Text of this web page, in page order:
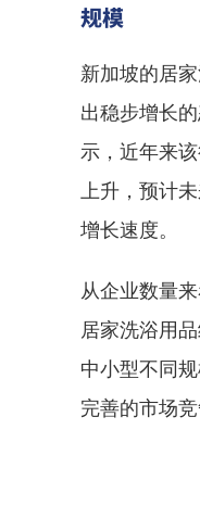
规模
新加坡的居
出稳步增长
示，近年来
上升，预计
增长速度。
从企业数量
居家洗浴用
中小型不同
完善的市场竞